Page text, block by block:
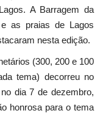
A Barragem da
as praias de Lagos
nesta edição.
(300, 200 e 100
tema) decorreu no
dia 7 de dezembro,
honrosa para o tema